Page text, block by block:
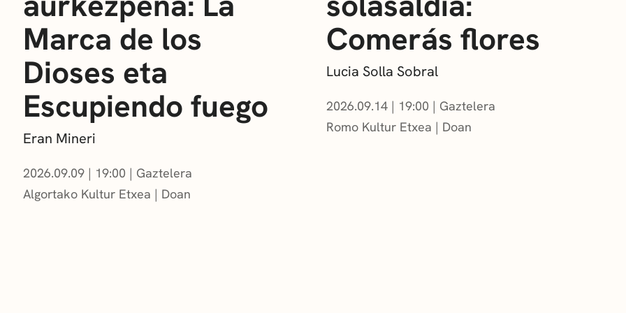
Marca de los
Dioses eta
Escupiendo fuego
Eran Mineri
2026.09.09| 19:00
Gaztelera
Algortako Kultur Etxea
Doan
Comerás flores
Lucia Solla Sobral
2026.09.14 | 19:00
Gaztelera
Romo Kultur Etxea
Doan